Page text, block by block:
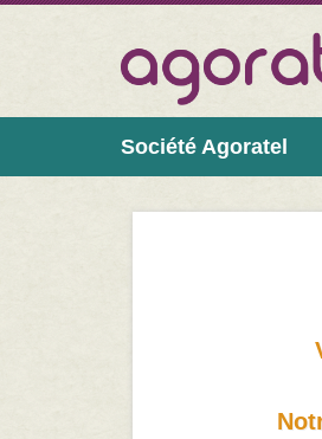
Société Agoratel